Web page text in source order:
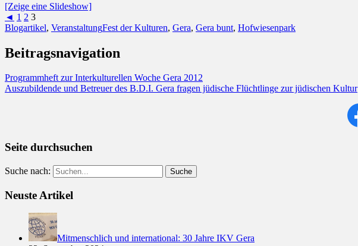
[Zeige eine Slideshow]
◄ 1 2 3
Blogartikel, VeranstaltungFest der Kulturen, Gera, Gera bunt, Hofwiesenpark
Beitragsnavigation
Programmheft zur Interkulturellen Woche Gera 2012
Auszubildende und Betreuer des B.D.I. Gera fragen jüdische Flüchtlinge zur jüdischen Kultur
Seite durchsuchen
Suche nach:
Neuste Artikel
Mitmenschlich und international: 30 Jahre IKV Gera